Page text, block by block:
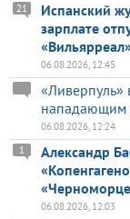
Испанский
зарплате
21
06.08.2026, 12:45
06.08.2026, 12:24
Александр
1
06.08.2026, 12:03